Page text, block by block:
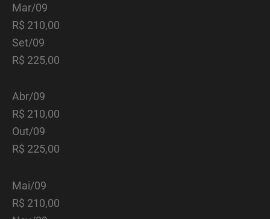
Mar/09
R$ 210,00
Set/09
R$ 225,00
Abr/09
R$ 210,00
Out/09
R$ 225,00
Mai/09
R$ 210,00